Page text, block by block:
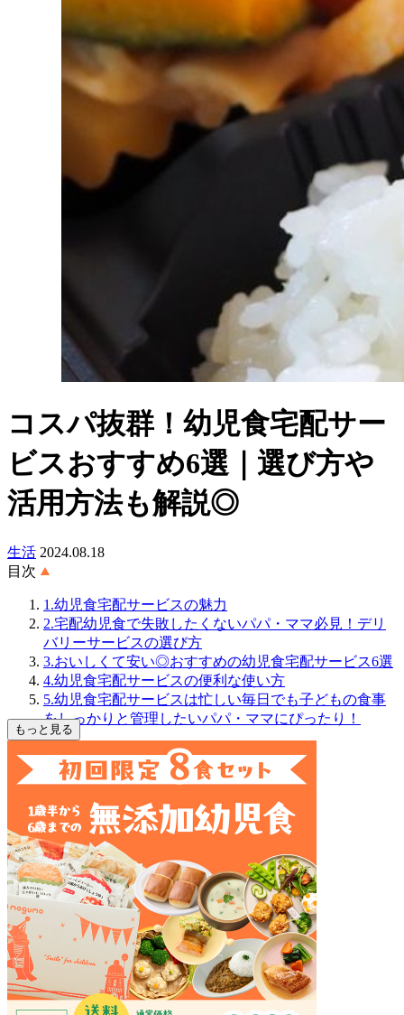
コスパ抜群！幼児食宅配サー
ビスおすすめ6選｜選び方や
活用方法も解説◎
生活 2024.08.18
目次
1.幼児食宅配サービスの魅力
2.宅配幼児食で失敗したくないパパ・ママ必見！デリ
バリーサービスの選び方
3.おいしくて安い◎おすすめの幼児食宅配サービス6選
4.幼児食宅配サービスの便利な使い方
5.幼児食宅配サービスは忙しい毎日でも子どもの食事
をしっかりと管理したいパパ・ママにぴったり！
もっと見る